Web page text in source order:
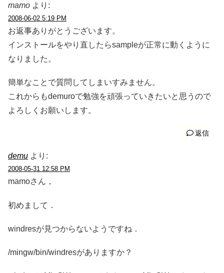
mamo より:
2008-06-02 5:19 PM
お返事ありがとうございます。
インストールをやり直したらsampleが正常に動くように
なりました。
簡単なことで質問してしまいすみません。
これからもdemuroで勉強を頑張っていきたいと思うので
よろしくお願いします。
返信
demu より:
2008-05-31 12:58 PM
mamoさん，
初めまして．
windresが見つからないようですね．
/mingw/bin/windresがありますか？